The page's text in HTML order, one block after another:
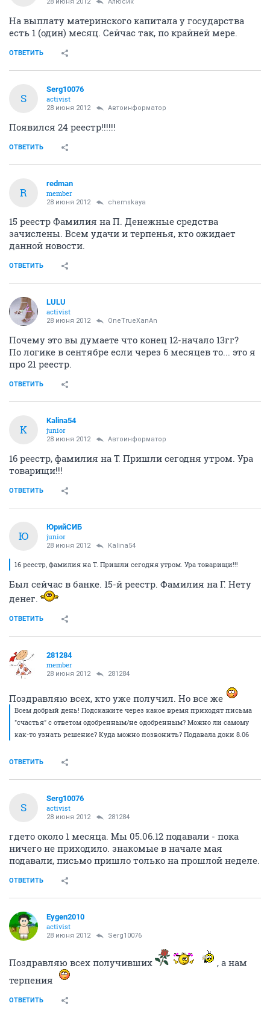
На выплату материнского капитала у государства
есть 1 (один) месяц. Сейчас так, по крайней мере.
ОТВЕТИТЬ
S
Serg10076
activist
28 июня 2012 Автоинформатор
Появился 24 реестр!!!!!!
ОТВЕТИТЬ
R
redman
member
28 июня 2012 chemskaya
15 реестр Фамилия на П. Денежные средства
зачислены. Всем удачи и терпенья, кто ожидает
данной новости.
ОТВЕТИТЬ
LULU
activist
28 июня 2012 OneTrueXanAn
Почему это вы думаете что конец 12-начало 13гг?
По логике в сентябре если через 6 месяцев то... это я
про 21 реестр.
ОТВЕТИТЬ
K
Kalina54
junior
28 июня 2012 Автоинформатор
16 реестр, фамилия на Т. Пришли сегодня утром. Ура
товарищи!!!
ОТВЕТИТЬ
Ю
ЮрийСИБ
junior
28 июня 2012 Kalina54
16 реестр, фамилия на Т. Пришли сегодня утром. Ура товарищи!!!
Был сейчас в банке. 15-й реестр. Фамилия на Г. Нету
денег.
ОТВЕТИТЬ
281284
member
28 июня 2012 281284
Поздравляю всех, кто уже получил. Но все же
Всем добрый день! Подскажите через какое время приходят письма
"счастья" с ответом одобренным/не одобренным? Можно ли самому
как-то узнать решение? Куда можно позвонить? Подавала доки 8.06
ОТВЕТИТЬ
S
Serg10076
activist
28 июня 2012 281284
гдето около 1 месяца. Мы 05.06.12 подавали - пока
ничего не приходило. знакомые в начале мая
подавали, письмо пришло только на прошлой неделе.
ОТВЕТИТЬ
Eygen2010
activist
28 июня 2012 Serg10076
Поздравляю всех получивших
, а нам
терпения
ОТВЕТИТЬ